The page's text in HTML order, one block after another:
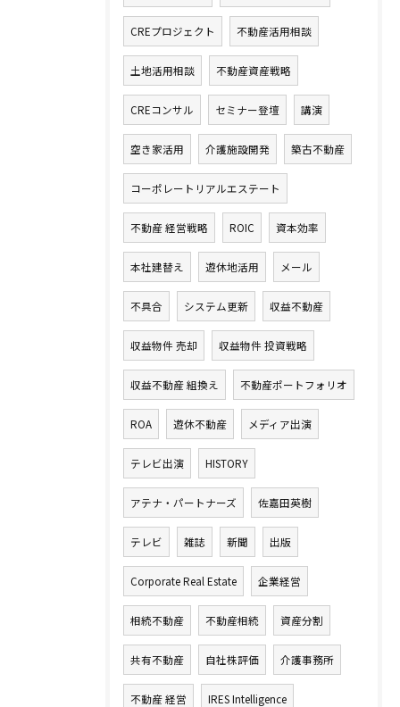
CREプロジェクト 不動産活用相談
土地活用相談 不動産資産戦略
CREコンサル セミナー登壇 講演
空き家活用 介護施設開発 築古不動産
コーポレートリアルエステート
不動産 経営戦略 ROIC 資本効率
本社建替え 遊休地活用 メール
不具合 システム更新 収益不動産
収益物件 売却 収益物件 投資戦略
収益不動産 組換え 不動産ポートフォリオ
ROA 遊休不動産 メディア出演
テレビ出演 HISTORY
アテナ・パートナーズ 佐嘉田英樹
テレビ 雑誌 新聞 出版
Corporate Real Estate 企業経営
相続不動産 不動産相続 資産分割
共有不動産 自社株評価 介護事務所
不動産 経営 IRES Intelligence